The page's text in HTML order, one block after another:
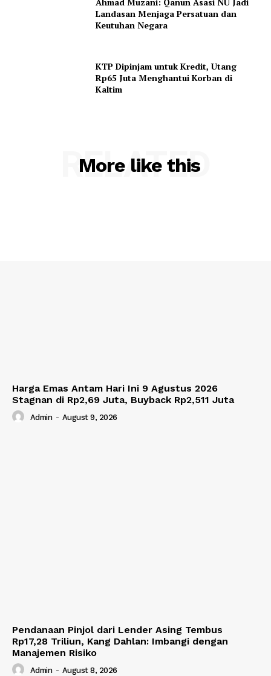
Landasan Menjaga Persatuan dan
Keutuhan Negara
KTP Dipinjam untuk Kredit, Utang
Rp65 Juta Menghantui Korban di
Kaltim
More like this
RELATED
Harga Emas Antam Hari Ini 9 Agustus 2026
Stagnan di Rp2,69 Juta, Buyback Rp2,511 Juta
Admin - August 9, 2026
Pendanaan Pinjol dari Lender Asing Tembus
Rp17,28 Triliun, Kang Dahlan: Imbangi dengan
Manajemen Risiko
Admin - August 8, 2026